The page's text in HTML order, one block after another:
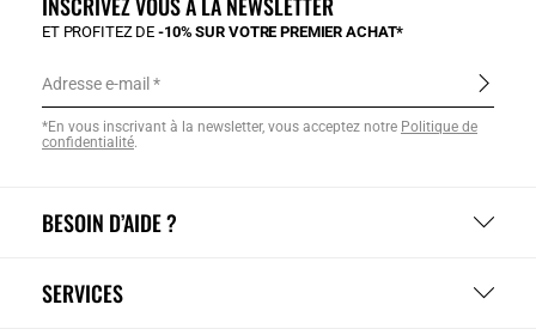
BESOIN D’AIDE ?
SERVICES
INSCRIVEZ VOUS À LA NEWSLETTER
ET PROFITEZ DE-10% SUR VOTRE PREMIER ACHAT*
Adresse e-mail
*En vous inscrivant à la newsletter, vous acceptez notre Politique de
confidentialité.